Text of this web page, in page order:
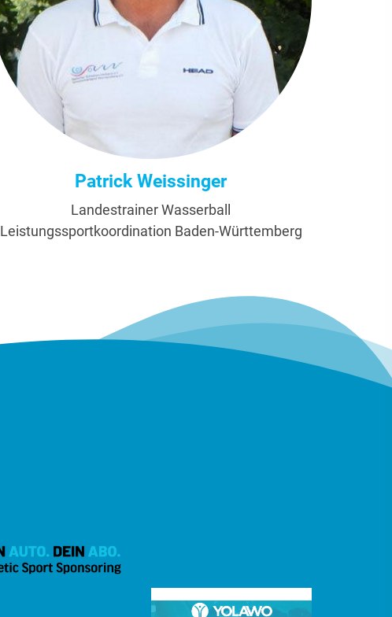
Patrick Weissinger
Landestrainer Wasserball
Leistungssportkoordination Baden-Württemberg